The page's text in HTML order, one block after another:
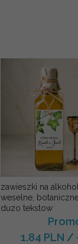
zawieszki na
weselne,
duzo tekstow
1.84 PLN /